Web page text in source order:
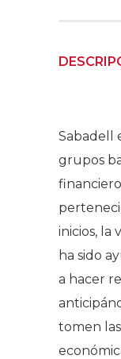
Sabadell
grupos
inicios, la
ha sido
a hacer
tomen